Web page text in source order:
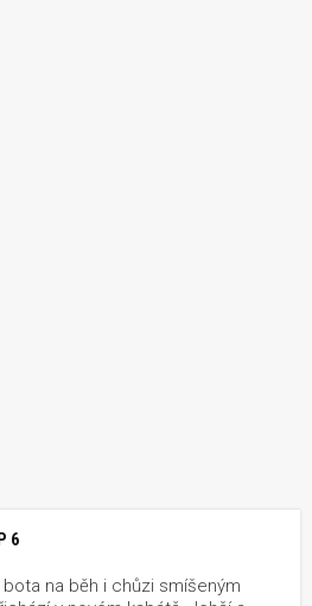
6
bota na běh i chůzi smíšeným